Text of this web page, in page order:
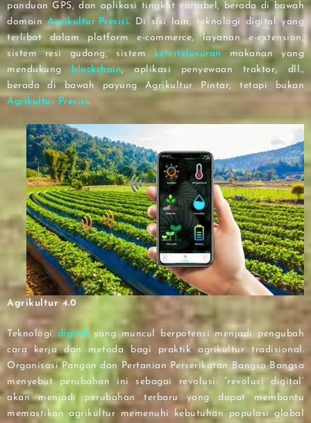
panduan GPS, dan aplikasi tingkat variabel, berada di bawah
domainAgrikultur Presisi. Di sisi lain, teknologi digital yang
terlibat dalam platform e-commerce, layanan e-extension,
sistem resi gudang, sistem ketertelusuran
makanan yang
mendukung blockchain, aplikasi penyewaan traktor, dll.,
berada di bawah payung Agrikultur Pintar, tetapi bukan
Agrikultur Presisi.
Agrikultur 4.0
Teknologi digital
yang muncul berpotensi menjadi pengubah
cara kerja dan metoda bagi praktik agrikultur tradisional.
Organisasi Pangan dan Pertanian Perserikatan Bangsa-Bangsa
menyebut perubahan ini sebagai revolusi: “revolusi digital’
akan menjadi perubahan terbaru yang dapat membantu
memastikan agrikultur memenuhi kebutuhan populasi global